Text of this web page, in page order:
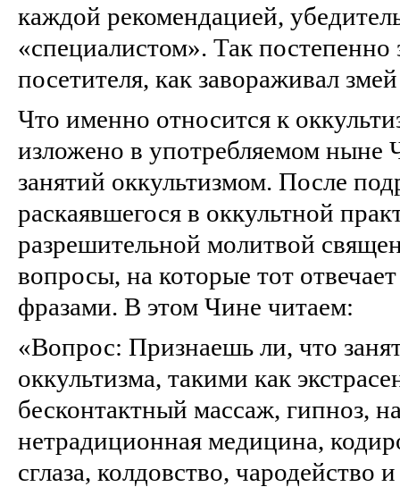
каждой рекомендацией,
«специалистом». Так постепенно
посетителя, как завораживал
Что именно относится к
изложено в употребляемом ныне
занятий оккультизмом. После
раскаявшегося в оккультной
разрешительной молитвой
вопросы, на которые тот
фразами. В этом Чине читаем:
«Вопрос: Признаешь ли, что
оккультизма, такими как
бесконтактный массаж, гипноз,
нетрадиционная медицина,
сглаза, колдовство, чародейство